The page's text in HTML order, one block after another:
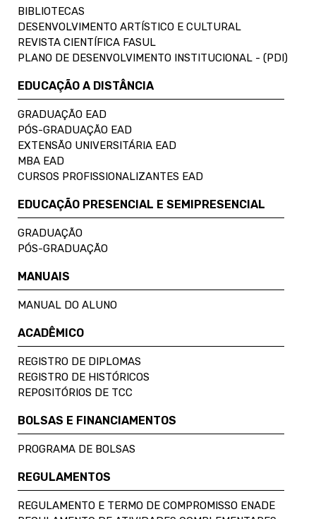
BIBLIOTECAS
DESENVOLVIMENTO ARTÍSTICO E CULTURAL
REVISTA CIENTÍFICA FASUL
PLANO DE DESENVOLVIMENTO INSTITUCIONAL - (PDI)
EDUCAÇÃO A DISTÂNCIA
GRADUAÇÃO EAD
PÓS-GRADUAÇÃO EAD
EXTENSÃO UNIVERSITÁRIA EAD
MBA EAD
CURSOS PROFISSIONALIZANTES EAD
EDUCAÇÃO PRESENCIAL E SEMIPRESENCIAL
GRADUAÇÃO
PÓS-GRADUAÇÃO
MANUAIS
MANUAL DO ALUNO
ACADÊMICO
REGISTRO DE DIPLOMAS
REGISTRO DE HISTÓRICOS
REPOSITÓRIOS DE TCC
BOLSAS E FINANCIAMENTOS
PROGRAMA DE BOLSAS
REGULAMENTOS
REGULAMENTO E TERMO DE COMPROMISSO ENADE